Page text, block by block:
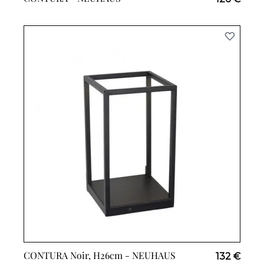
CONTURA Noir, H26cm - NEUHAUS 132 €